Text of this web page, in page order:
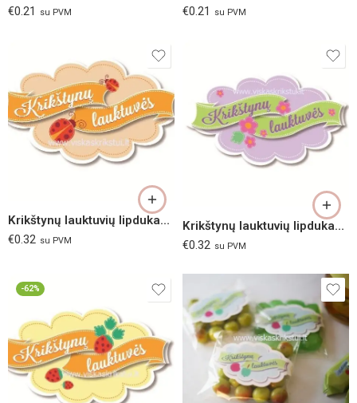
€0.21 su PVM €0.21 su PVM
Krikštynų lauktuvių lipdukas „Boružės“
€0.32 su PVM
Krikštynų lauktuvių lipdukas „Gėlės“
€0.32 su PVM
-62%